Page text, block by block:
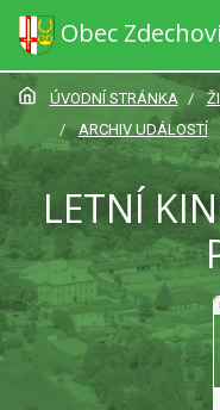
Obec
ÚVODNÍ STRÁNKA
ARCHIV UDÁLOSTÍ
LETNÍ